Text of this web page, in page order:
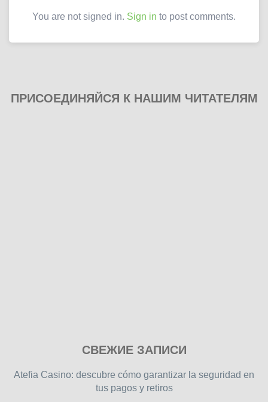
You are not signed in. Sign in to post comments.
ПРИСОЕДИНЯЙСЯ К НАШИМ ЧИТАТЕЛЯМ
free
СВЕЖИЕ ЗАПИСИ
Atefia Casino: descubre cómo garantizar la seguridad en
tus pagos y retiros